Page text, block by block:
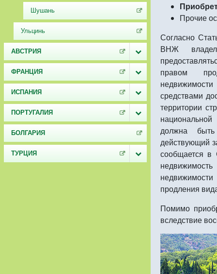
Шушань
Ульцинь
АВСТРИЯ
ФРАНЦИЯ
ИСПАНИЯ
ПОРТУГАЛИЯ
БОЛГАРИЯ
ТУРЦИЯ
Прочие
Согласно
ВНЖ
правом
средствами
территории
должна
действующий
сообщается в
продления
Помимо
вследствие